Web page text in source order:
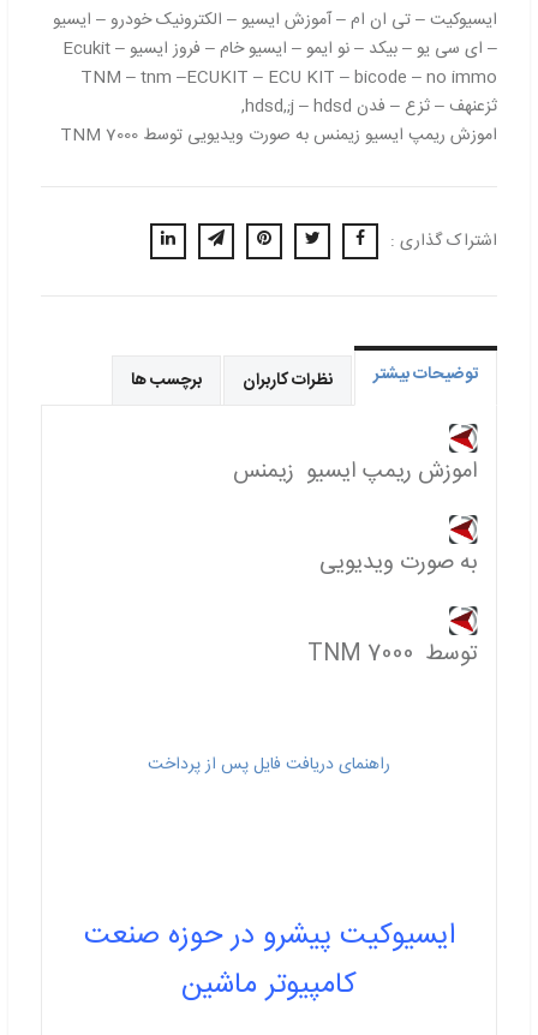
ایسیوکیت – تی ان ام – آموزش ایسیو – الکترونیک خودرو – ایسیو
– ای سی یو – بیکد – نو ایمو – ایسیو خام – فروز ایسیو Ecukit –
TNM – tnm –ECUKIT – ECU KIT – bicode – no immo
ثزعنهف – ثزع – فدن hdsd,;j – hdsd,
اموزش ریمپ ایسیو زیمنس به صورت ویدیویی توسط TNM 7000
اشتراک گذاری :
توضیحات بیشتر نظرات کاربران برچسب ها
اموزش ریمپ ایسیو زیمنس
به صورت ویدیویی
توسط TNM 7000
راهنمای دریافت فایل پس از پرداخت
ایسیوکیت پیشرو در حوزه صنعت
کامپیوتر ماشین